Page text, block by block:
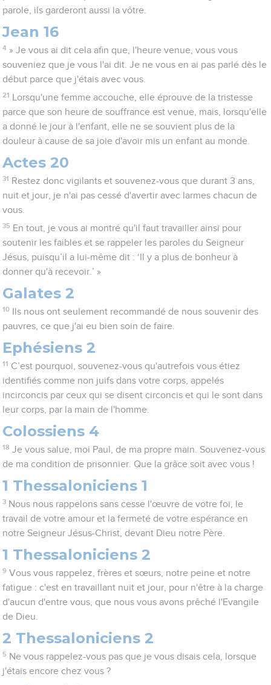
parole, ils garderont aussi la vôtre.
Jean 16
4 » Je vous ai dit cela afin que, l'heure venue, vous vous
souveniez que je vous l'ai dit. Je ne vous en ai pas parlé dès le
début parce que j'étais avec vous.
21
Lorsqu'une femme accouche, elle éprouve de la tristesse
parce que son heure de souffrance est venue, mais, lorsqu'elle
a donné le jour à l'enfant, elle ne se souvient plus de la
douleur à cause de sa joie d'avoir mis un enfant au monde.
Actes 20
31 Restez donc vigilants et souvenez-vous que durant 3 ans,
nuit et jour, je n'ai pas cessé d'avertir avec larmes chacun de
vous.
35 En tout, je vous ai montré qu'il faut travailler ainsi pour
soutenir les faibles et se rappeler les paroles du Seigneur
Jésus, puisqu’il a lui-même dit : ‘Il y a plus de bonheur à
donner qu'à recevoir.’ »
Galates 2
10
Ils nous ont seulement recommandé de nous souvenir des
pauvres, ce que j'ai eu bien soin de faire.
Ephésiens 2
11 C’est pourquoi, souvenez-vous qu'autrefois vous étiez
identifiés comme non juifs dans votre corps, appelés
incirconcis par ceux qui se disent circoncis et qui le sont dans
leur corps, par la main de l'homme.
Colossiens 4
18 Je vous salue, moi Paul, de ma propre main. Souvenez-vous
de ma condition de prisonnier. Que la grâce soit avec vous !
1 Thessaloniciens 1
3 Nous nous rappelons sans cesse l'œuvre de votre foi, le
travail de votre amour et la fermeté de votre espérance en
notre Seigneur Jésus-Christ, devant Dieu notre Père.
1 Thessaloniciens 2
9 Vous vous rappelez, frères et sœurs, notre peine et notre
fatigue : c'est en travaillant nuit et jour, pour n'être à la charge
d'aucun d'entre vous, que nous vous avons prêché l'Evangile
de Dieu.
2 Thessaloniciens 2
5 Ne vous rappelez-vous pas que je vous disais cela, lorsque
j'étais encore chez vous ?